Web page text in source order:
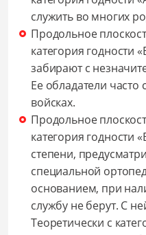
служить во многих
Продольное
категория годности
забирают с
Ее обладатели часто
войсках.
Продольное
категория годности
степени,
специальной
основанием, при
службу не берут. С
Теоретически с